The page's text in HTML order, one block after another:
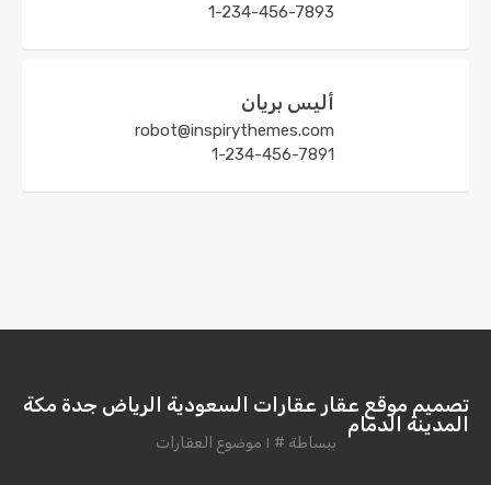
1-234-456-7893
أليس بريان
robot@inspirythemes.com
1-234-456-7891
تصميم موقع عقار عقارات السعودية الرياض جدة مكة
المدينة الدمام
ببساطة # ١ موضوع العقارات